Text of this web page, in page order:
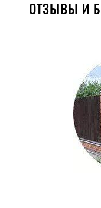
ОТЗЫВЫ И